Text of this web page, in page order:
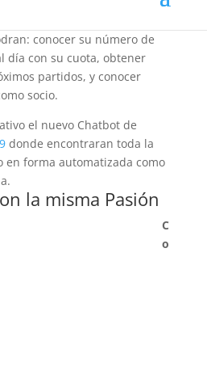
conocer su número de
día con su cuota, obtener
partidos, y conocer
socio.
el nuevo Chatbot de
donde encontraran toda la
forma automatizada como
la misma Pasión
C
o